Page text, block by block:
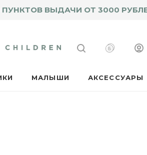
ВЫДАЧИ ОТ 3000
МАЛЫШИ АКСЕССУАРЫ